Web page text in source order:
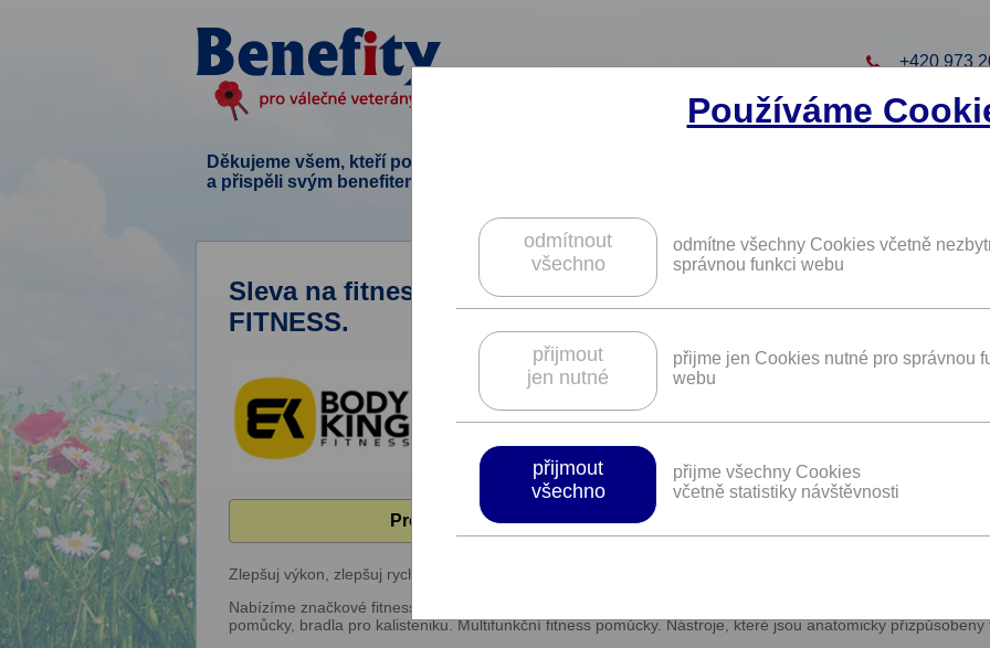
+420 973
Děkujeme všem, kteří podpořili tento projekt
a přispěli svým benefitem.
Používáme
odmítnout
všechno
odmítne všechny Cookies včetně
správnou funkci webu
přijmout
jen nutné
přijme jen Cookies nutné pro správnou
webu
přijmout
všechno
přijme všechny Cookies
včetně statistiky návštěvnosti
Sleva na fitness vybavení a sportovní výživu BODYKING
FITNESS.
Platnost není časově omezena.
Pro zobrazení dalších podmínek či slevových kódů pro čerpání benefitu
Zlepšuj výkon, zlepšuj rychlost, zlepšuj kognitivní funkce.
Nabízíme značkové fitness vybavení a sportovní výživu. Zcela nový a specifický zážitek ze cvičení a
pomůcky, bradla pro kalisteniku. Multifunkční fitness pomůcky. Nástroje, které jsou anatomicky přizpůsobeny